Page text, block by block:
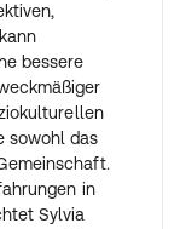
bessere
sowohl das
in
Sylvia